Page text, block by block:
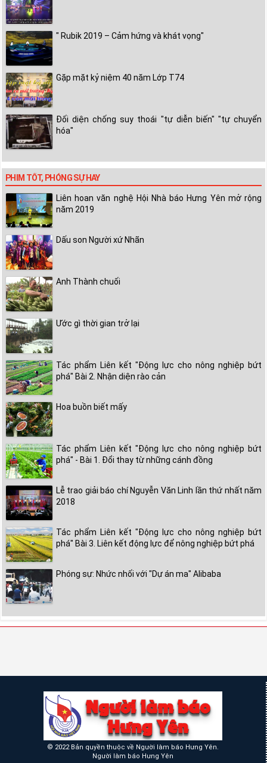
" Rubik 2019 – Cảm hứng và khát vọng"
Gặp mặt kỷ niệm 40 năm Lớp T74
Đối diện chống suy thoái "tự diễn biến" "tự chuyển
hóa"
PHIM TỐT, PHÓNG SỰ HAY
Liên hoan văn nghệ Hội Nhà báo Hưng Yên mở rộng
năm 2019
Dấu son Người xứ Nhãn
Anh Thành chuối
Ước gì thời gian trở lại
Tác phẩm Liên kết "Động lực cho nông nghiệp bứt
phá" Bài 2. Nhận diện rào cản
Hoa buồn biết mấy
Tác phẩm Liên kết "Động lực cho nông nghiệp bứt
phá" - Bài 1. Đổi thay từ những cánh đồng
Lễ trao giải báo chí Nguyễn Văn Linh lần thứ nhất năm
2018
Tác phẩm Liên kết "Động lực cho nông nghiệp bứt
phá" Bài 3. Liên kết động lực để nông nghiệp bứt phá
Phóng sự: Nhức nhối với "Dự án ma" Alibaba
© 2022 Bản quyền thuộc về Người làm báo Hưng Yên.
Người làm báo Hưng Yên